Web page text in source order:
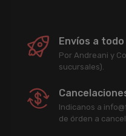
Envíos a todo
Por Andreani y
sucursales).
Indicanos a
de órden a